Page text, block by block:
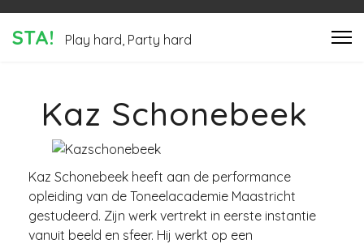
STA! Play hard, Party hard
Kaz Schonebeek
Kaz Schonebeek heeft aan de performance
opleiding van de Toneelacademie Maastricht
gestudeerd. Zijn werk vertrekt in eerste instantie
vanuit beeld en sfeer. Hij werkt op een